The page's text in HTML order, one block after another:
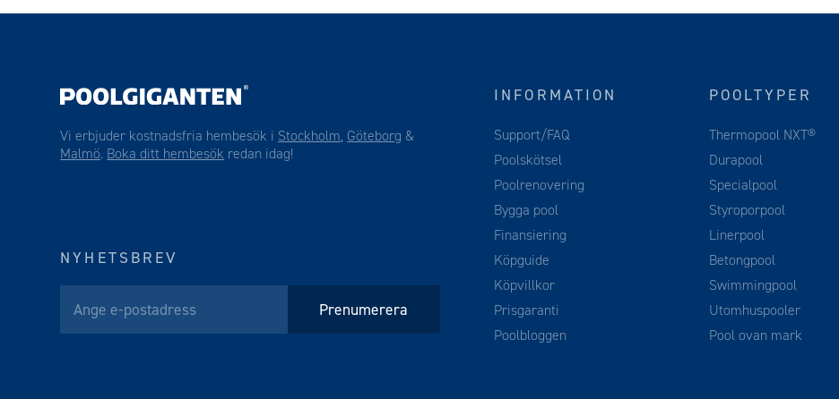
Vi erbjuder kostnadsfria hembesök i Stockholm, Göteborg &
Malmö. Boka ditt hembesök redan idag!
NYHETSBREV
INFORMATION
Support/FAQ
Poolskötsel
Poolrenovering
Bygga pool
Finansiering
Köpguide
Köpvillkor
Prisgaranti
Poolbloggen
POOLTYPER
Thermopool NXT®
Durapool
Specialpool
Styroporpool
Linerpool
Betongpool
Swimmingpool
Utomhuspooler
Pool ovan mark